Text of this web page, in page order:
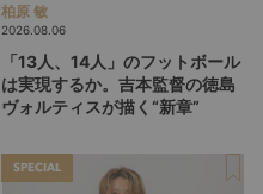
柏原 敏
2026.08.06
「13人、14人」のフットボール
は実現するか。吉本監督の徳島
ヴォルティスが描く“新章”
SPECIAL